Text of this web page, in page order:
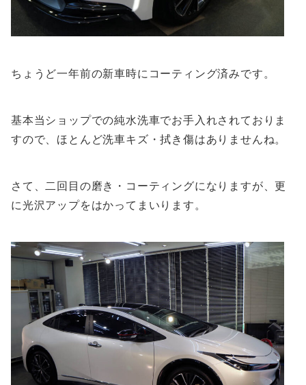
ちょうど一年前の新車時にコーティング済みです。
基本当ショップでの純水洗車でお手入れされておりま
すので、ほとんど洗車キズ・拭き傷はありませんね。
さて、二回目の磨き・コーティングになりますが、更
に光沢アップをはかってまいります。